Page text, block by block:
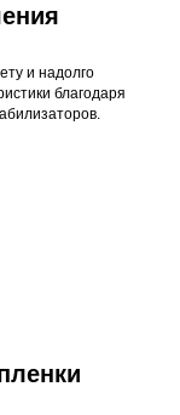
и надолго
благодаря